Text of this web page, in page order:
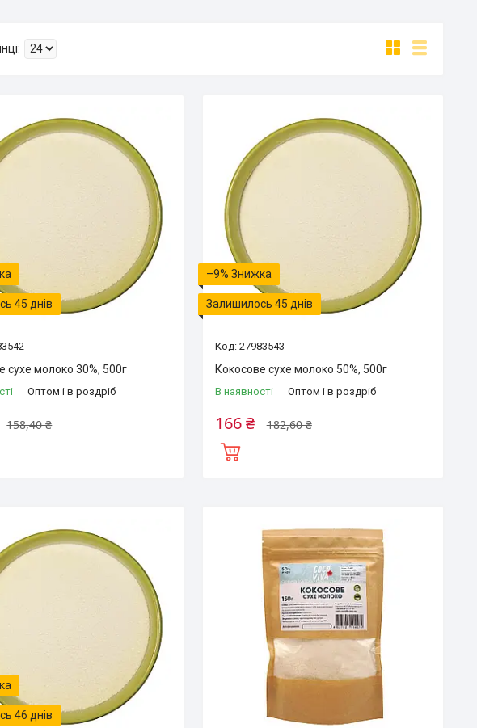
45 днів
сухе молоко 30%, 500г
Оптом і в роздріб
158,40 ₴
–9%
Залишилось 45 днів
27983543
Кокосове сухе молоко 50%, 500г
В наявності Оптом і в роздріб
182,60 ₴
166 ₴
46 днів